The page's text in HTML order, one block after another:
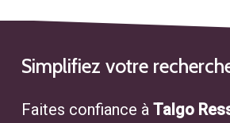
Simplifiez votre
Faites confiance à Talgo